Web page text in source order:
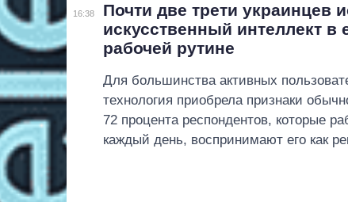
16:38
Почти две трети украинцев
искусственный интеллект в
рабочей рутине
Для большинства активных
технология приобрела признаки
72 процента респондентов, которые
каждый день, воспринимают его как